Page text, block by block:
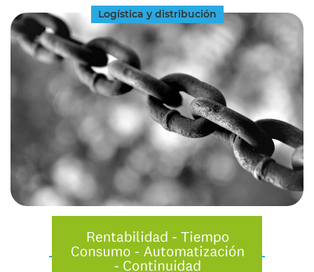
Logística y distribución